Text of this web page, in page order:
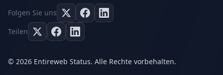
Folgen Sie uns
Teilen
© 2026 Entireweb Status. Alle Rechte vorbehalten.